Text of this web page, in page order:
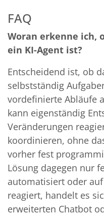
FAQ
Woran erkenne ich,
ein KI-Agent ist?
Entscheidend ist, ob
selbstständig
vordefinierte Abläufe
kann eigenständig
Veränderungen
koordinieren, ohne
vorher fest
Lösung dagegen nur
automatisiert oder
reagiert, handelt es
erweiterten Chatbot